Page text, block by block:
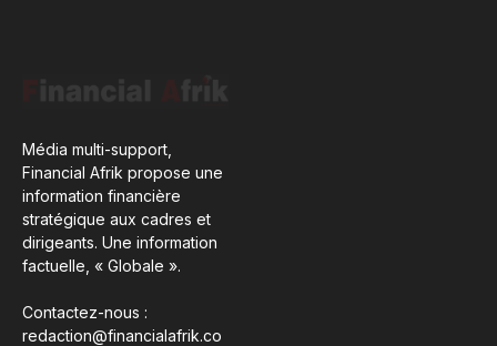
Média multi-support,
Financial Afrik propose une
information financière
stratégique aux cadres et
dirigeants. Une information
factuelle, « Globale ».
Contactez-nous :
redaction@financialafrik.co